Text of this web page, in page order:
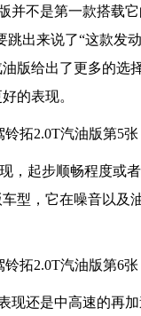
不是第一款搭载
出来说了“这款发
版给出了更多的选
的表现。
起步顺畅程度或
型，它在噪音以及
还是中高速的再